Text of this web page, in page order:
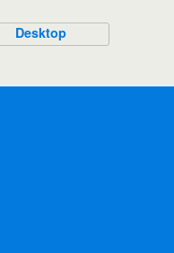
Desktop